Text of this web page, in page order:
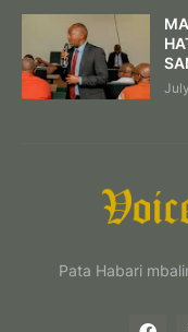
Pata Habari